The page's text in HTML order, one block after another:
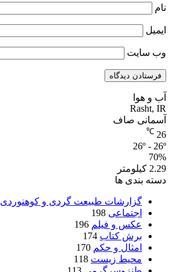
نام
ایمیل
وب‌ سایت
آب و هوا
Rasht, IR
آسمانی صاف
26
℃
26º - 26º
70%
2.29 کیلومتر
دسته بندی ها
گزارشات طبیعت گردی و کوهنوردی
اجتماعی 198
عکس و فیلم 196
برش کتاب 174
امثال و حکم 170
محیط زیست 118